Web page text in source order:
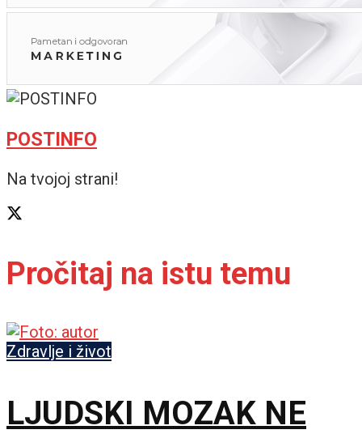
POSTINFO
Na tvojoj strani!
Pročitaj na istu temu
Zdravlje i život
LJUDSKI MOZAK NE